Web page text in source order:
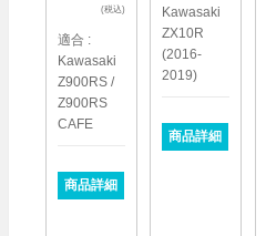
(税込)
適合 :
Kawasaki
Z900RS /
Z900RS
CAFE
商品詳細
Kawasaki
ZX10R
(2016-
2019)
商品詳細